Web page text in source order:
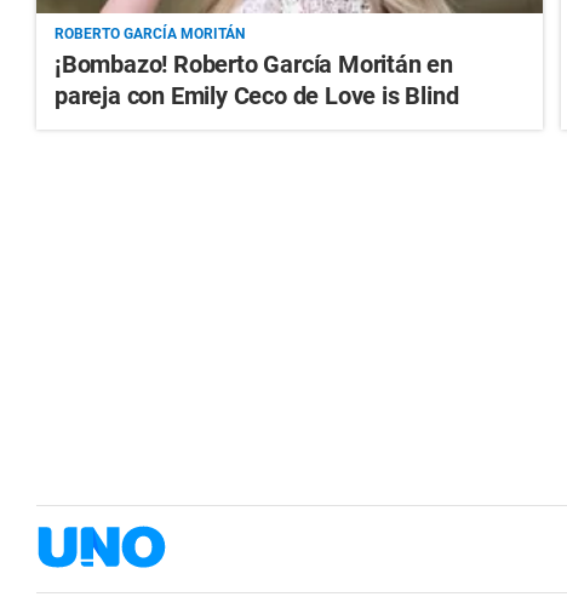
ROBERTO GARCÍA MORITÁN
¡Bombazo! Roberto García Moritán en
pareja con Emily Ceco de Love is Blind